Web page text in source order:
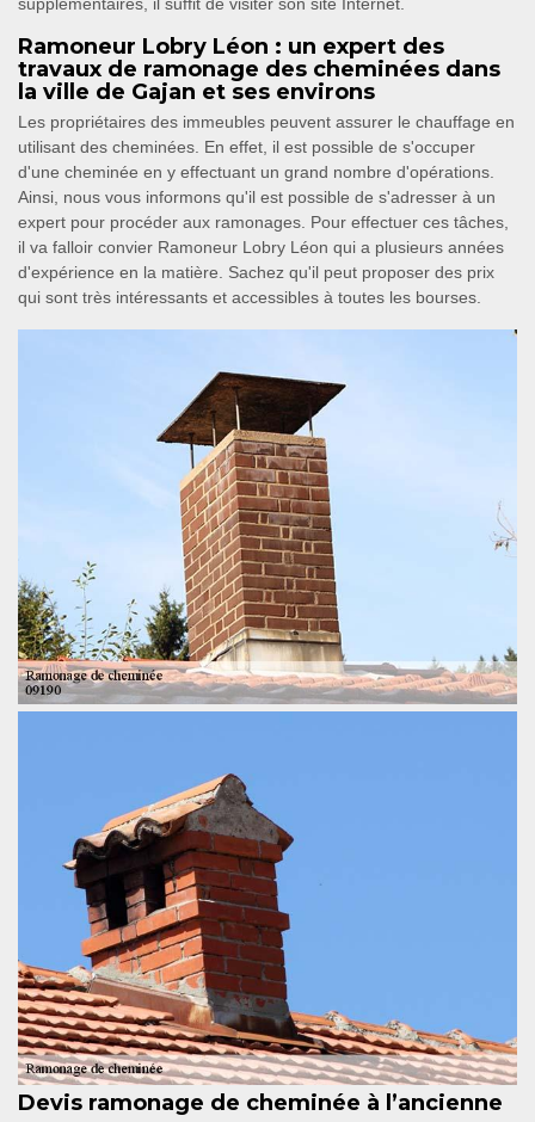
supplémentaires, il suffit de visiter son site Internet.
Ramoneur Lobry Léon : un expert des
travaux de ramonage des cheminées dans
la ville de Gajan et ses environs
Les propriétaires des immeubles peuvent assurer le chauffage en
utilisant des cheminées. En effet, il est possible de s'occuper
d'une cheminée en y effectuant un grand nombre d'opérations.
Ainsi, nous vous informons qu'il est possible de s'adresser à un
expert pour procéder aux ramonages. Pour effectuer ces tâches,
il va falloir convier Ramoneur Lobry Léon qui a plusieurs années
d'expérience en la matière. Sachez qu'il peut proposer des prix
qui sont très intéressants et accessibles à toutes les bourses.
Devis ramonage de cheminée à l’ancienne